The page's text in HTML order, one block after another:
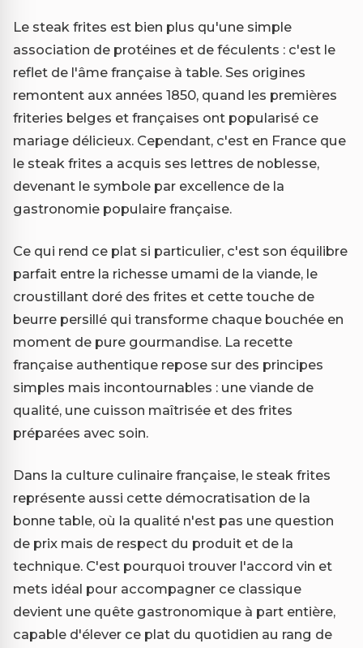
Le steak frites est bien plus qu'une simple
association de protéines et de féculents : c'est le
reflet de l'âme française à table. Ses origines
remontent aux années 1850, quand les premières
friteries belges et françaises ont popularisé ce
mariage délicieux. Cependant, c'est en France que
le steak frites a acquis ses lettres de noblesse,
devenant le symbole par excellence de la
gastronomie populaire française.
Ce qui rend ce plat si particulier, c'est son équilibre
parfait entre la richesse umami de la viande, le
croustillant doré des frites et cette touche de
beurre persillé qui transforme chaque bouchée en
moment de pure gourmandise. La recette
française authentique repose sur des principes
simples mais incontournables : une viande de
qualité, une cuisson maîtrisée et des frites
préparées avec soin.
Dans la culture culinaire française, le steak frites
représente aussi cette démocratisation de la
bonne table, où la qualité n'est pas une question
de prix mais de respect du produit et de la
technique. C'est pourquoi trouver l'accord vin et
mets idéal pour accompagner ce classique
devient une quête gastronomique à part entière,
capable d'élever ce plat du quotidien au rang de